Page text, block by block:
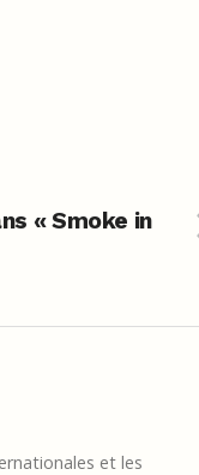
« Smoke in
et les